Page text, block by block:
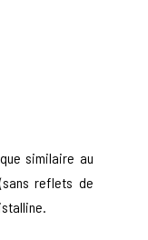
similaire au
reflets de